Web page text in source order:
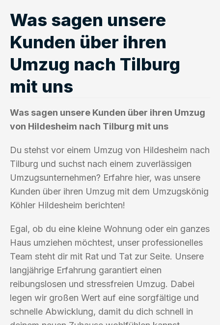
Was sagen unsere
Kunden über ihren
Umzug nach Tilburg
mit uns
Was sagen unsere Kunden über ihren Umzug
von Hildesheim nach Tilburg mit uns
Du stehst vor einem Umzug von Hildesheim nach
Tilburg und suchst nach einem zuverlässigen
Umzugsunternehmen? Erfahre hier, was unsere
Kunden über ihren Umzug mit dem Umzugskönig
Köhler Hildesheim berichten!
Egal, ob du eine kleine Wohnung oder ein ganzes
Haus umziehen möchtest, unser professionelles
Team steht dir mit Rat und Tat zur Seite. Unsere
langjährige Erfahrung garantiert einen
reibungslosen und stressfreien Umzug. Dabei
legen wir großen Wert auf eine sorgfältige und
schnelle Abwicklung, damit du dich schnell in